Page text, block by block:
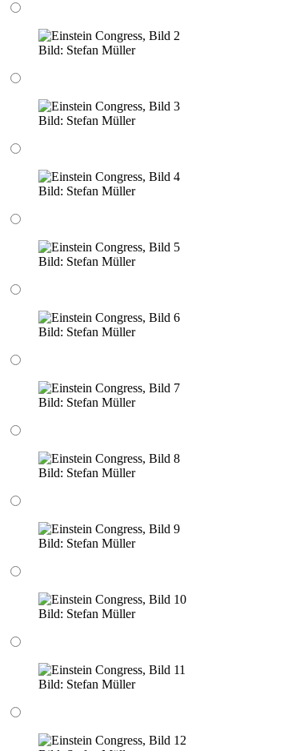
Bild: Stefan Müller
Bild: Stefan Müller
Bild: Stefan Müller
Bild: Stefan Müller
Bild: Stefan Müller
Bild: Stefan Müller
Bild: Stefan Müller
Bild: Stefan Müller
Bild: Stefan Müller
Bild: Stefan Müller